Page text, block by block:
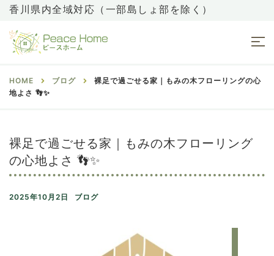
香川県内全域対応（一部島しょ部を除く）
HOME ブログ
裸足で過ごせる家｜もみの木フローリングの心
地よさ 👣✨
裸足で過ごせる家｜もみの木フローリング
の心地よさ 👣✨
2025年10月2日 ブログ